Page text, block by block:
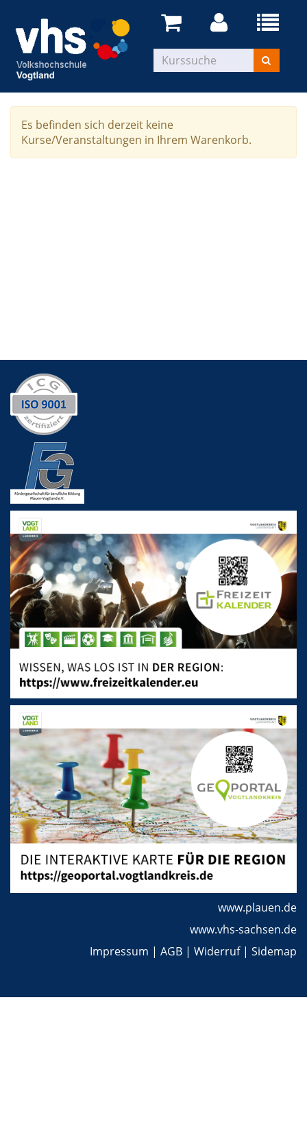
Es befinden sich derzeit keine
Kurse/Veranstaltungen in Ihrem Warenkorb.
www.plauen.de
www.vhs-sachsen.de
Impressum | AGB | Widerruf| Sidemap